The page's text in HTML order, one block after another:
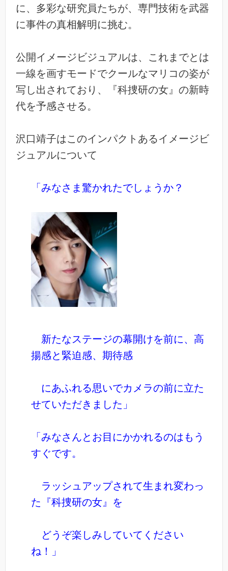
に、多彩な研究員たちが、専門技術を武器
に事件の真相解明に挑む。
公開イメージビジュアルは、これまでとは
一線を画すモードでクールなマリコの姿が
写し出されており、『科捜研の女』の新時
代を予感させる。
沢口靖子はこのインパクトあるイメージビ
ジュアルについて
「みなさま驚かれたでしょうか？
新たなステージの幕開けを前に、高
揚感と緊迫感、 期待感
にあふれる思いでカメラの前に立た
せていただきました」
「みなさんとお目にかかれるのはもう
すぐです。
ラッシュアップされて生まれ変わっ
た『科捜研の女』を
どうぞ楽しみしていてください
ね！」